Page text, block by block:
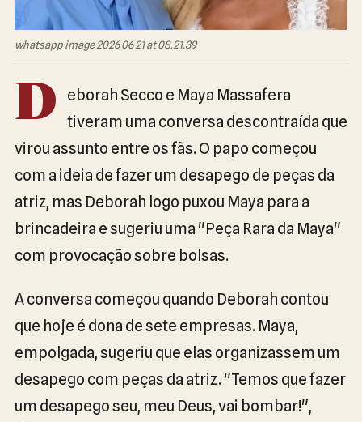
whatsapp image 2026 06 21 at 08.21.39
D
eborah Secco e Maya Massafera
tiveram uma conversa descontraída que
virou assunto entre os fãs. O papo começou
com a ideia de fazer um desapego de peças da
atriz, mas Deborah logo puxou Maya para a
brincadeira e sugeriu uma "Peça Rara da Maya"
com provocação sobre bolsas.
A conversa começou quando Deborah contou
que hoje é dona de sete empresas. Maya,
empolgada, sugeriu que elas organizassem um
desapego com peças da atriz. "Temos que fazer
um desapego seu, meu Deus, vai bombar!",